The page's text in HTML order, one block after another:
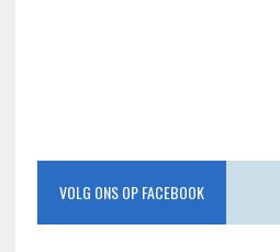
VOLG ONS OP FACEBOOK